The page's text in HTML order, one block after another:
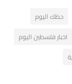
حظك اليوم
اخبار فلسطين اليوم